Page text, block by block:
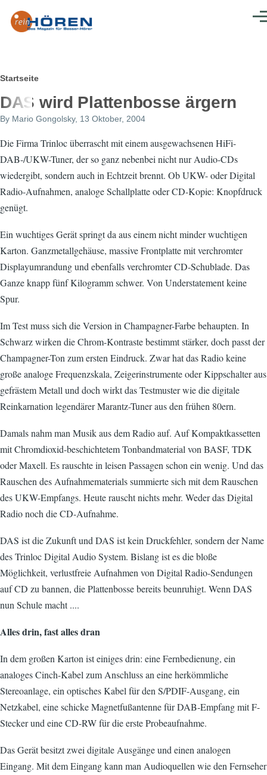
Pfadnavigation
Startseite
DAS wird Plattenbosse ärgern
By Mario Gongolsky, 13 Oktober, 2004
Die Firma Trinloc überrascht mit einem ausgewachsenen HiFi-
DAB-/UKW-Tuner, der so ganz nebenbei nicht nur Audio-CDs
wiedergibt, sondern auch in Echtzeit brennt. Ob UKW- oder Digital
Radio-Aufnahmen, analoge Schallplatte oder CD-Kopie: Knopfdruck
genügt.
Ein wuchtiges Gerät springt da aus einem nicht minder wuchtigen
Karton. Ganzmetallgehäuse, massive Frontplatte mit verchromter
Displayumrandung und ebenfalls verchromter CD-Schublade. Das
Ganze knapp fünf Kilogramm schwer. Von Understatement keine
Spur.
Im Test muss sich die Version in Champagner-Farbe behaupten. In
Schwarz wirken die Chrom-Kontraste bestimmt stärker, doch passt der
Champagner-Ton zum ersten Eindruck. Zwar hat das Radio keine
große analoge Frequenzskala, Zeigerinstrumente oder Kippschalter aus
gefrästem Metall und doch wirkt das Testmuster wie die digitale
Reinkarnation legendärer Marantz-Tuner aus den frühen 80ern.
Damals nahm man Musik aus dem Radio auf. Auf Kompaktkassetten
mit Chromdioxid-beschichtetem Tonbandmaterial von BASF, TDK
oder Maxell. Es rauschte in leisen Passagen schon ein wenig. Und das
Rauschen des Aufnahmematerials summierte sich mit dem Rauschen
des UKW-Empfangs. Heute rauscht nichts mehr. Weder das Digital
Radio noch die CD-Aufnahme.
DAS ist die Zukunft und DAS ist kein Druckfehler, sondern der Name
des Trinloc Digital Audio System. Bislang ist es die bloße
Möglichkeit, verlustfreie Aufnahmen von Digital Radio-Sendungen
auf CD zu bannen, die Plattenbosse bereits beunruhigt. Wenn DAS
nun Schule macht ....
Alles drin, fast alles dran
In dem großen Karton ist einiges drin: eine Fernbedienung, ein
analoges Cinch-Kabel zum Anschluss an eine herkömmliche
Stereoanlage, ein optisches Kabel für den S/PDIF-Ausgang, ein
Netzkabel, eine schicke Magnetfußantenne für DAB-Empfang mit F-
Stecker und eine CD-RW für die erste Probeaufnahme.
Das Gerät besitzt zwei digitale Ausgänge und einen analogen
Eingang. Mit dem Eingang kann man Audioquellen wie den Fernseher